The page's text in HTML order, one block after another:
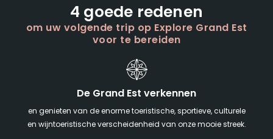
4 goede redenen
om uw volgende trip op Explore Grand Est
voor te bereiden
De Grand Est verkennen
en genieten van de enorme toeristische, sportieve, culturele
en wijntoeristische verscheidenheid van onze mooie streek.